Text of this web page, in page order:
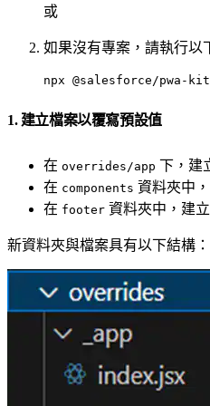
或
如果沒有專案，請執行以
npx @salesforce/pwa-kit-
1. 建立檔案以覆寫預設值
在 overrides/app 下，建
在 components 資料夾中
在 footer 資料夾中，建
新資料夾與檔案具有以下結構：